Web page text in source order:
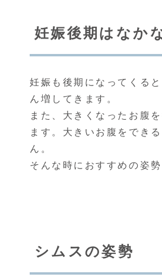
妊娠後期はなか
妊娠も後期になってくる
ん増してきます。
また、大きくなったお腹
ます。大きいお腹をでき
ん。
そんな時におすすめの姿
シムスの姿勢